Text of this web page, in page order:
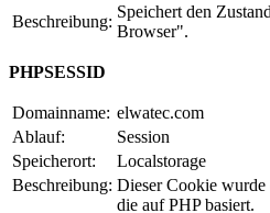
Beschreibung:
Speichert den
Browser".
PHPSESSID
Domainname: elwatec.com
Ablauf:
Session
Speicherort:
Localstorage
Beschreibung: Dieser Cookie
die auf PHP basiert.